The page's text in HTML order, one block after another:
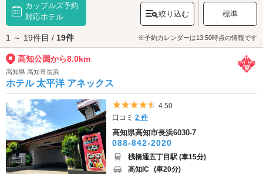
カップルズ予約
対応ホテル
絞り込む 標準
1 ～ 19件目 / 19件 ※予約カレンダーは13:50時点の情報です
高知公園から8.0km
高知県 高知市長浜
ホテル 太平洋 アネックス
5つ星のうち4.5
4.50
口コミ2 件
高知県高知市長浜6030-7
088-842-2020
桟橋通五丁目駅 (車15分)
高知IC (車20分)